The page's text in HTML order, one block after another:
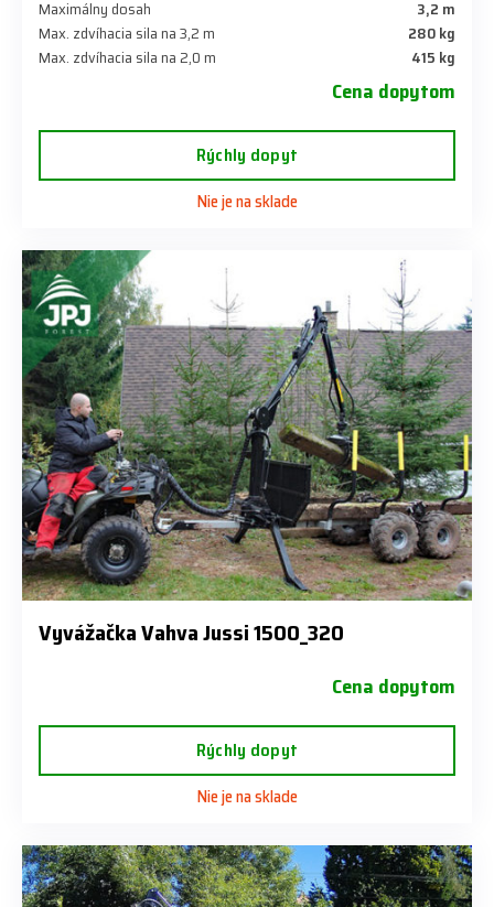
Maximálny dosah
3,2 m
Max. zdvíhacia sila na 3,2 m
280 kg
Max. zdvíhacia sila na 2,0 m
415 kg
Cena dopytom
Rýchly dopyt
Nie je na sklade
Vyvážačka Vahva Jussi 1500_320
Cena dopytom
Rýchly dopyt
Nie je na sklade